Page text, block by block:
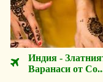
Индия -
Варанаси от